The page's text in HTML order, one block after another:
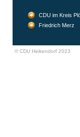
CDU im Kreis
Friedrich Merz
© CDU Heikendorf 2023